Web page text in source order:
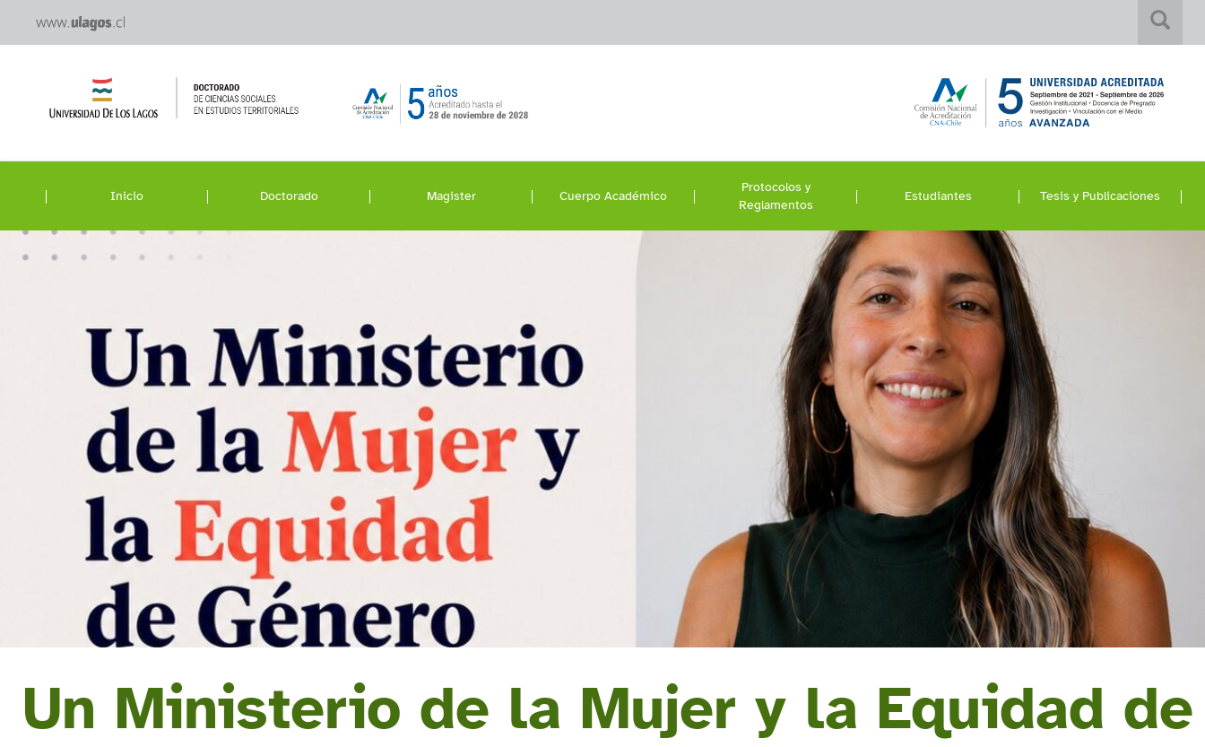
Inicio Doctorado Magister Cuerpo Académico
Protocolos y
Reglamentos
Estudiantes Tesis y Publicaciones
Un Ministerio de la Mujer y la Equidad de